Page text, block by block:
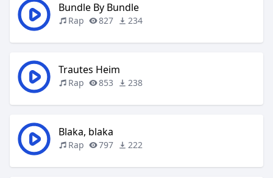
Bundle By Bundle
Rap 827 234
Trautes Heim
Rap 853 238
Blaka, blaka
Rap 797 222